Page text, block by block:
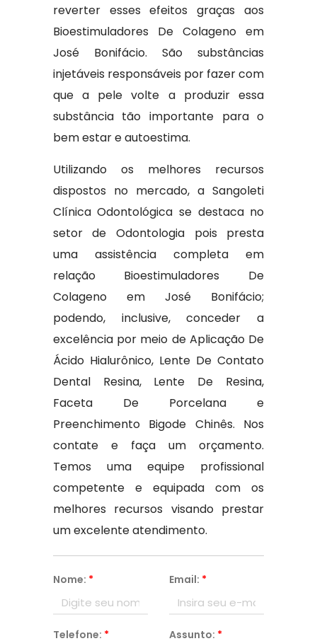
reverter esses efeitos graças aos
Bioestimuladores De Colageno em
José Bonifácio. São substâncias
injetáveis responsáveis por fazer com
que a pele volte a produzir essa
substância tão importante para o
bem estar e autoestima.
Utilizando os melhores recursos
dispostos no mercado, a Sangoleti
Clínica Odontológica se destaca no
setor de Odontologia pois presta
uma assistência completa em
relação Bioestimuladores De
Colageno em José Bonifácio;
podendo, inclusive, conceder a
excelência por meio de Aplicação De
Ácido Hialurônico, Lente De Contato
Dental Resina, Lente De Resina,
Faceta De Porcelana e
Preenchimento Bigode Chinês. Nos
contate e faça um orçamento.
Temos uma equipe profissional
competente e equipada com os
melhores recursos visando prestar
um excelente atendimento.
Nome: * Email: *
Telefone: * Assunto: *